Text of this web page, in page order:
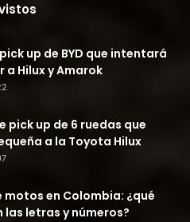
up de BYD que intentará
a Hilux y Amarok
pick up de 6 ruedas que
a la Toyota Hilux
motos en Colombia: ¿qué
las letras y números?